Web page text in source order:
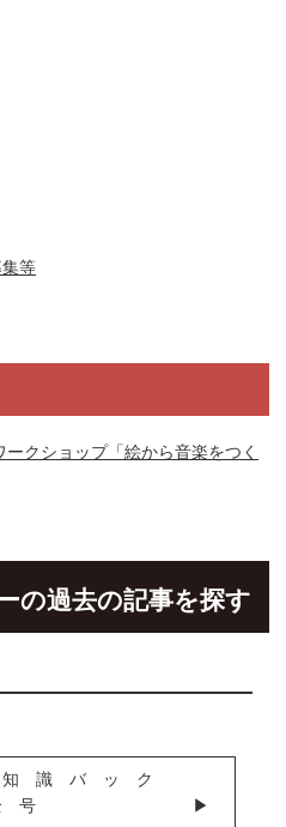
等
クショップ「絵から音楽をつく
の過去の記事を探す
識バック
号